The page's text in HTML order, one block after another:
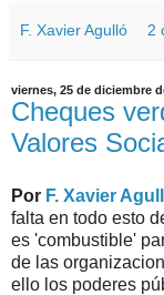
F. Xavier Agulló 2
viernes, 25 de diciembre
Cheques
Valores
Por F. Xavier
falta en todo esto
es 'combustible'
de las
ello los poderes